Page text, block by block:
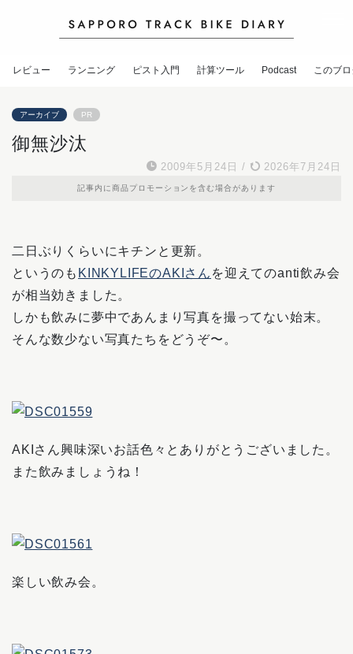
レビュー ランニング ピスト入門 計算ツール Podcast このブ
アーカイブ PR
御無沙汰
2009年5月24日 / 2026年7月24日
記事内に商品プロモーションを含む場合があります
二日ぶりくらいにキチンと更新。
というのも KINKYLIFEのAKIさん を迎えてのanti飲み会
が相当効きました。
しかも飲みに夢中であんまり写真を撮ってない始末。
そんな数少ない写真たちをどうぞ〜。
AKIさん興味深いお話色々とありがとうございました。
また飲みましょうね！
楽しい飲み会。